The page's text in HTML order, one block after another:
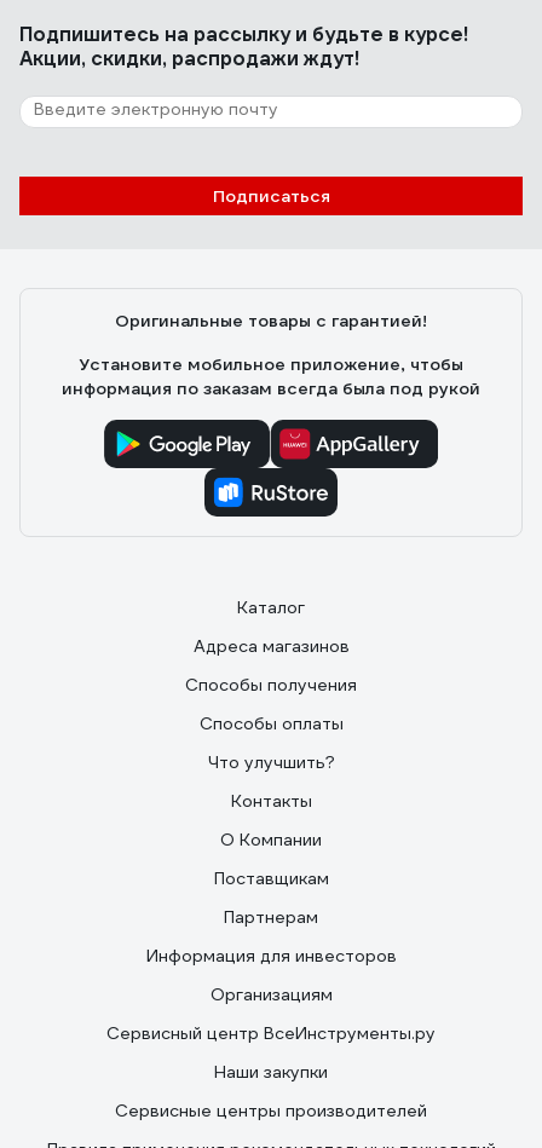
Свет теплый, при низком напряжении не отключаются
полностью, как это делают светодиоды, а чуть-чуть
снижается световой поток, нет стробоскопического
эффекта (для меня этот фактор ключевой, поскольку
мерцание лампы /если это светодиод/ и глаза устают.
Отзыв об эпре Navigator NB-ETL-140-BA3
82435
Сергей А. 24.06.2025
Эффектно рвануло!!! И всего за 193 рубля!!! Мне
Подпишитесь на рассылкуи будьте в курсе!
Акции, скидки, распродажи ждут!
Подписаться
Оригинальные товары с гарантией!
Установите мобильное приложение, чтобы
информация по заказам всегда была под рукой
Каталог
Адреса магазинов
Способы получения
Способы оплаты
Что улучшить?
Контакты
О Компании
Поставщикам
Партнерам
Информация для инвесторов
Организациям
Сервисный центр ВсеИнструменты.ру
Наши закупки
Сервисные центры производителей